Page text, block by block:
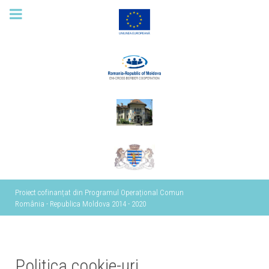
Proiect cofinanțat din Programul Operațional Comun
România - Republica Moldova 2014 - 2020